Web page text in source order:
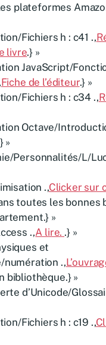
plateformes
Fichiers h : c41 .,
livre.} »
JavaScript/
Fiche de l’éditeur.} »
Fichiers h : c34 .,
Octave/
»
Personnalités/L/
.,Clicker sur
toutes les bonnes
»
.,A lire. .} »
et
.,
bibliothèque.} »
d’Unicode/
Fichiers h : c19 .,